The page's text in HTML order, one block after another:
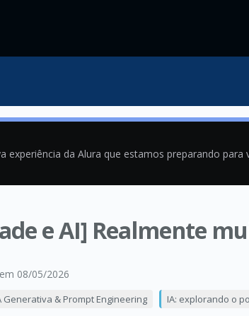
experiência da Alura que estamos preparando
e AI] Realmente
08/05/2026
Generativa & Prompt Engineering IA: explorando o